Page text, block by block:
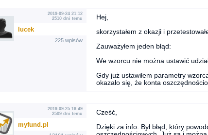
2019-09-24 21:12
2510 dni temu
lucek
225 wpisów
Hej,
skorzystałem z okazji i
Zauważyłem jeden błąd:
We wzorcu nie można ustawić
Gdy już ustawiłem parametry
okazało się, że konta
2019-09-25 16:49
2509 dni temu
myfund.pl
Cześć,
Dzięki za info. Był błąd, który